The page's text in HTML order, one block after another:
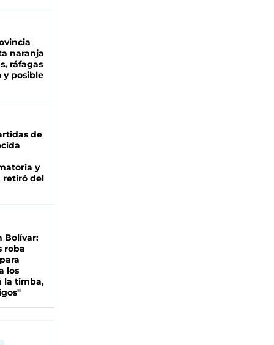
naranja
ráfagas
y posible
de
y
retiró del
Bolívar:
roba
los
la timba,